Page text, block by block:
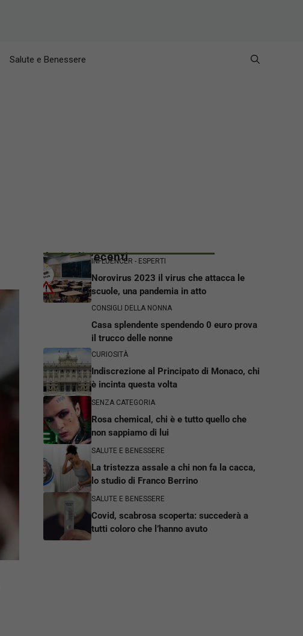
Salute e Benessere
Articoli recentiINFLUENCER - ESPERTI
Norovirus 2023 il virus che attacca le
scuole, una pandemia in atto
CONSIGLI DELLA NONNA
Casa splendente spendendo 0 euro prova
il trucco delle nonne
CURIOSITÀ
Indiscrezione al Principato di Monaco, chi
è incinta questa volta
SENZA CATEGORIA
Rosa chemical, chi è e tutto quello che
non sappiamo di lui
SALUTE E BENESSERE
La tristezza assale a chi non fa la cacca,
lo studio di Franco Berrino
SALUTE E BENESSERE
Covid, scabrosa scoperta: succederà a
tutti coloro che l’hanno avuto